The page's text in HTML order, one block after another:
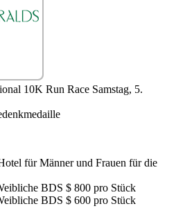
10K Run Race Samstag, 5.
für Männer und Frauen für die
BDS $ 800 pro Stück
BDS $ 600 pro Stück